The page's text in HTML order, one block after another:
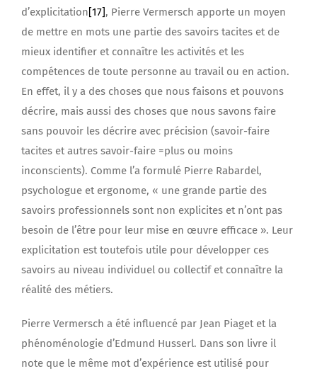
d’explicitation[17], Pierre Vermersch apporte un moyen
de mettre en mots une partie des savoirs tacites et de
mieux identifier et connaître les activités et les
compétences de toute personne au travail ou en action.
En effet, il y a des choses que nous faisons et pouvons
décrire, mais aussi des choses que nous savons faire
sans pouvoir les décrire avec précision (savoir-faire
tacites et autres savoir-faire =plus ou moins
inconscients). Comme l’a formulé Pierre Rabardel,
psychologue et ergonome, « une grande partie des
savoirs professionnels sont non explicites et n’ont pas
besoin de l’être pour leur mise en œuvre efficace ». Leur
explicitation est toutefois utile pour développer ces
savoirs au niveau individuel ou collectif et connaître la
réalité des métiers.
Pierre Vermersch a été influencé par Jean Piaget et la
phénoménologie d’Edmund Husserl. Dans son livre il
note que le même mot d’expérience est utilisé pour